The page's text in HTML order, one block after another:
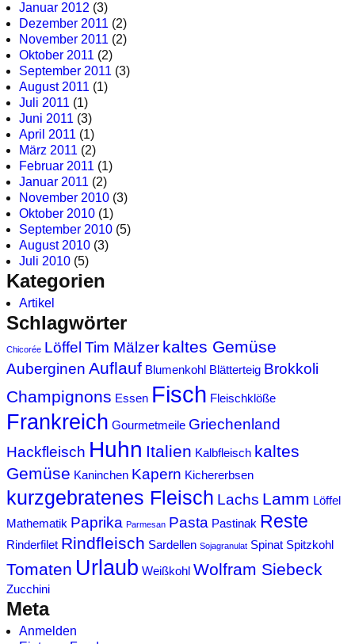
Januar 2012 (3)
Dezember 2011 (2)
November 2011 (2)
Oktober 2011 (2)
September 2011 (3)
August 2011 (1)
Juli 2011 (1)
Juni 2011 (3)
April 2011 (1)
März 2011 (2)
Februar 2011 (1)
Januar 2011 (2)
November 2010 (3)
Oktober 2010 (1)
September 2010 (5)
August 2010 (3)
Juli 2010 (5)
Kategorien
Artikel
Schlagwörter
Chicorée Löffel Tim Mälzer kaltes Gemüse
Auberginen Auflauf Blumenkohl Blätterteig Brokkoli
Champignons Essen Fisch Fleischklöße
Frankreich Gourmetmeile Griechenland
Hackfleisch Huhn Italien Kalbfleisch kaltes
Gemüse Kaninchen Kapern Kichererbsen
kurzgebratenes Fleisch Lachs Lamm Löffel
Mathematik Paprika Parmesan Pasta Pastinak Reste
Rinderfilet Rindfleisch Sardellen Sojagranulat Spinat Spitzkohl
Tomaten Urlaub Weißkohl Wolfram Siebeck
Zucchini
Meta
Anmelden